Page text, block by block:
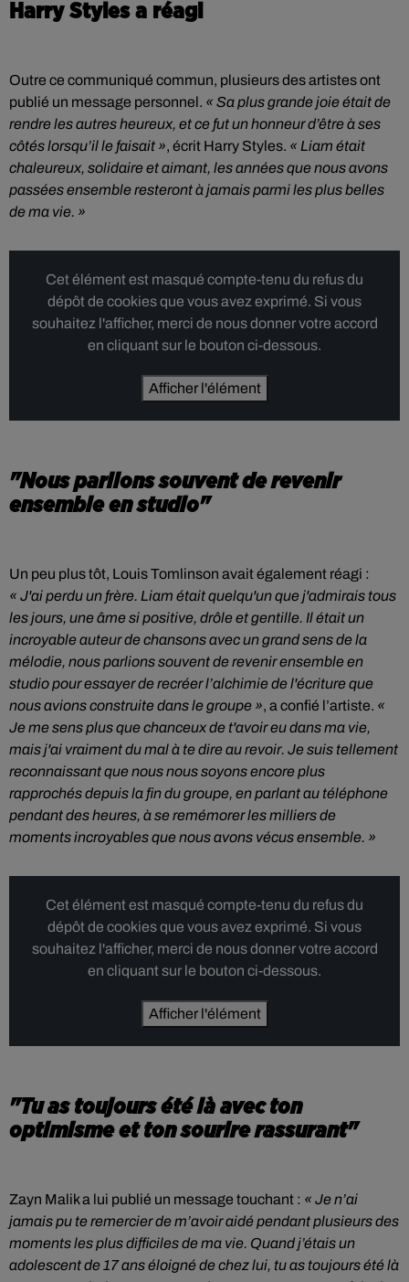
Harry Styles a réagi
Outre ce communiqué commun, plusieurs des artistes ont
publié un message personnel. « Sa plus grande joie était de
rendre les autres heureux, et ce fut un honneur d’être à ses
côtés lorsqu’il le faisait », écrit Harry Styles. « Liam était
chaleureux, solidaire et aimant, les années que nous avons
passées ensemble resteront à jamais parmi les plus belles
de ma vie. »
Cet élément est masqué compte-tenu du refus du
dépôt de cookies que vous avez exprimé. Si vous
souhaitez l'afficher, merci de nous donner votre accord
en cliquant sur le bouton ci-dessous.
Afficher l'élément
"Nous parlions souvent de revenir
ensemble en studio"
Un peu plus tôt, Louis Tomlinson avait également réagi :
« J'ai perdu un frère. Liam était quelqu'un que j'admirais tous
les jours, une âme si positive, drôle et gentille. Il était un
incroyable auteur de chansons avec un grand sens de la
mélodie, nous parlions souvent de revenir ensemble en
studio pour essayer de recréer l’alchimie de l'écriture que
nous avions construite dans le groupe », a confié l’artiste. «
Je me sens plus que chanceux de t'avoir eu dans ma vie,
mais j'ai vraiment du mal à te dire au revoir. Je suis tellement
reconnaissant que nous nous soyons encore plus
rapprochés depuis la fin du groupe, en parlant au téléphone
pendant des heures, à se remémorer les milliers de
moments incroyables que nous avons vécus ensemble. »
Cet élément est masqué compte-tenu du refus du
dépôt de cookies que vous avez exprimé. Si vous
souhaitez l'afficher, merci de nous donner votre accord
en cliquant sur le bouton ci-dessous.
Afficher l'élément
"Tu as toujours été là avec ton
optimisme et ton sourire rassurant"
Zayn Malik a lui publié un message touchant : « Je n’ai
jamais pu te remercier de m’avoir aidé pendant plusieurs des
moments les plus difficiles de ma vie. Quand j’étais un
adolescent de 17 ans éloigné de chez lui, tu as toujours été là